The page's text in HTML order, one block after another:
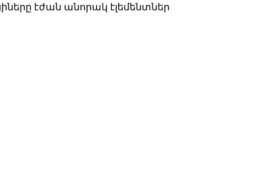
էժան անորակ էլեմենտներ